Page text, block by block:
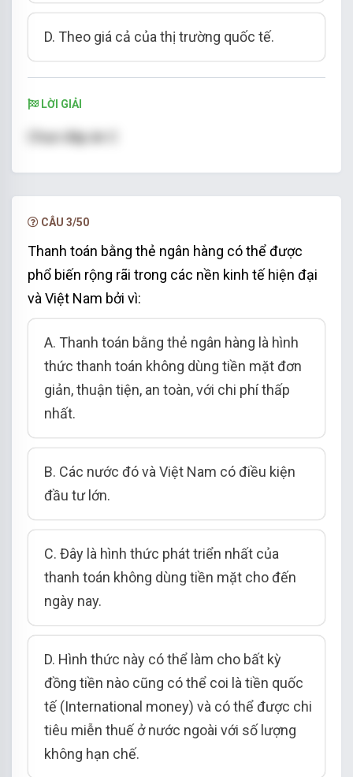
D. Theo giá cả của thị trường quốc tế.
LỜI GIẢI
Chọn đáp án C
CÂU 3/50
Thanh toán bằng thẻ ngân hàng có thể được
phổ biến rộng rãi trong các nền kinh tế hiện đại
và Việt Nam bởi vì:
A. Thanh toán bằng thẻ ngân hàng là hình
thức thanh toán không dùng tiền mặt đơn
giản, thuận tiện, an toàn, với chi phí thấp
nhất.
B. Các nước đó và Việt Nam có điều kiện
đầu tư lớn.
C. Đây là hình thức phát triển nhất của
thanh toán không dùng tiền mặt cho đến
ngày nay.
D. Hình thức này có thể làm cho bất kỳ
đồng tiền nào cũng có thể coi là tiền quốc
tế (International money) và có thể được chi
tiêu miễn thuế ở nước ngoài với số lượng
không hạn chế.